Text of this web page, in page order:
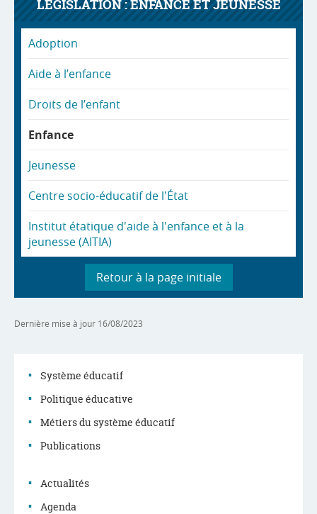
LÉGISLATION : ENFANCE ET JEUNESSE
Adoption
Aide à l’enfance
Droits de l’enfant
Enfance
Jeunesse
Centre socio-éducatif de l'État
Institut étatique d'aide à l'enfance et à la
jeunesse (AITIA)
Retour à la page initiale
Dernière mise à jour 16/08/2023
Menu
de
navigation
Système éducatif
Politique éducative
Métiers du système éducatif
Publications
Actualités
Agenda